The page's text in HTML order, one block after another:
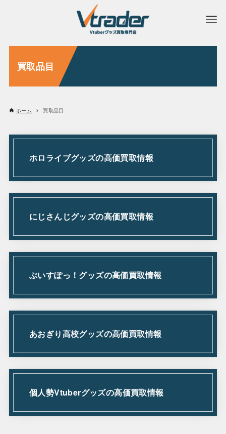
買取品目
ホーム 買取品目
ホロライブグッズの高価買取情報
にじさんじグッズの高価買取情報
ぶいすぽっ！グッズの高価買取情報
あおぎり高校グッズの高価買取情報
個人勢Vtuberグッズの高価買取情報